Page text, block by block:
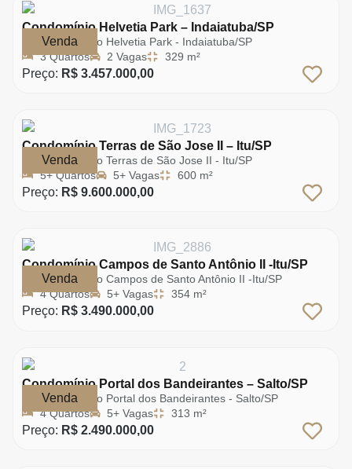
Venda
Condomínio Helvetia Park – Indaiatuba/SP
Condomínio Helvetia Park - Indaiatuba/SP
3 Quartos
2 Vagas 329 m²
Preço: R$ 3.457.000,00
Venda
Condomínio Terras de São Jose II – Itu/SP
Condomínio Terras de São Jose II - Itu/SP
5+ Quartos
5+ Vagas 600 m²
Preço: R$ 9.600.000,00
Venda
Condomínio Campos de Santo Antônio II -Itu/SP
Condomínio Campos de Santo Antônio II -Itu/SP
4 Quartos
5+ Vagas 354 m²
Preço: R$ 3.490.000,00
Venda
Condomínio Portal dos Bandeirantes – Salto/SP
Condomínio Portal dos Bandeirantes - Salto/SP
4 Quartos
5+ Vagas 313 m²
Preço: R$ 2.490.000,00